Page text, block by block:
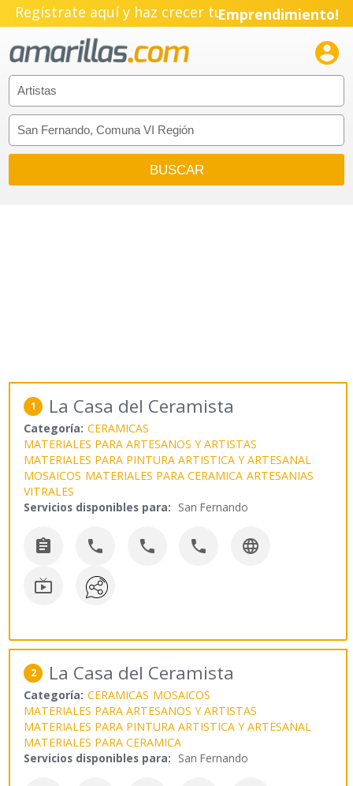
Regístrate aquí y haz crecer tuEmprendimiento!

1 La Casa del Ceramista
Categoría: CERAMICAS
MATERIALES PARA ARTESANOS Y ARTISTAS
MATERIALES PARA PINTURA ARTISTICA Y ARTESANAL
MOSAICOS MATERIALES PARA CERAMICA ARTESANIAS
VITRALES
Servicios disponibles para: San Fernando
    

2 La Casa del Ceramista
Categoría: CERAMICAS MOSAICOS
MATERIALES PARA ARTESANOS Y ARTISTAS
MATERIALES PARA PINTURA ARTISTICA Y ARTESANAL
MATERIALES PARA CERAMICA
Servicios disponibles para: San Fernando